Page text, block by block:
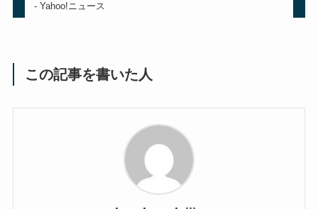
- Yahoo!ニュース
この記事を書いた人